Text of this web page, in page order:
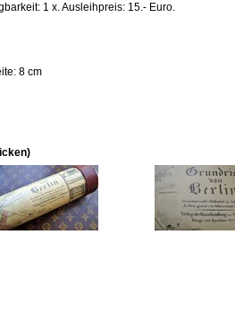
1 x. Ausleihpreis: 15.- Euro.
8 cm